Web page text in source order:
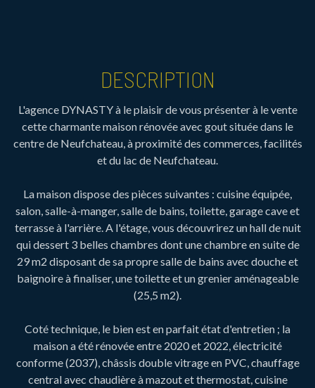
DESCRIPTION
L'agence DYNASTY à le plaisir de vous présenter à le vente
cette charmante maison rénovée avec gout située dans le
centre de Neufchateau, à proximité des commerces, facilités
et du lac de Neufchateau.
La maison dispose des pièces suivantes : cuisine équipée,
salon, salle-à-manger, salle de bains, toilette, garage cave et
terrasse à l'arrière. A l'étage, vous découvrirez un hall de nuit
qui dessert 3 belles chambres dont une chambre en suite de
29 m2 disposant de sa propre salle de bains avec douche et
baignoire à finaliser, une toilette et un grenier aménageable
(25,5 m2).
Coté technique, le bien est en parfait état d'entretien ; la
maison a été rénovée entre 2020 et 2022, électricité
conforme (2037), châssis double vitrage en PVC, chauffage
central avec chaudière à mazout et thermostat, cuisine